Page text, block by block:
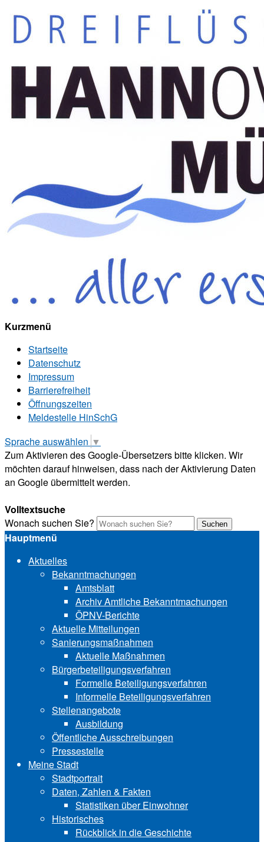
Kurzmenü
Startseite
Datenschutz
Impressum
Barrierefreiheit
Öffnungszeiten
Meldestelle HinSchG
Sprache auswählen ▼
Zum Aktivieren des Google-Übersetzers bitte klicken. Wir
möchten darauf hinweisen, dass nach der Aktivierung Daten
an Google übermittelt werden.
Volltextsuche
Wonach suchen Sie?
Suchen
Hauptmenü
Aktuelles
Bekanntmachungen
Amtsblatt
Archiv Amtliche Bekanntmachungen
ÖPNV-Berichte
Aktuelle Mitteilungen
Sa‍ni‍erungs‍maß‍nah‍men
Aktuelle Maßnahmen
Bürgerbeteiligungsverfahren
Formelle Beteiligungsverfahren
Informelle Beteiligungsverfahren
Stellenangebote
Ausbildung
Öffentliche Ausschreibungen
Pressestelle
Meine Stadt
Stadtportrait
Daten, Zahlen & Fakten
Statistiken über Ein‍woh‍ner
Historisches
Rückblick in die Geschichte